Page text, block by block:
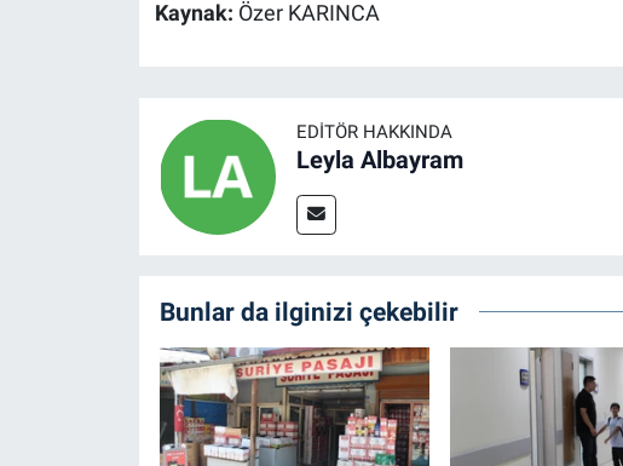
Kaynak: Özer KARINCA
EDITÖR HAKKINDA
Leyla Albayram
Bunlar da ilginizi çekebilir